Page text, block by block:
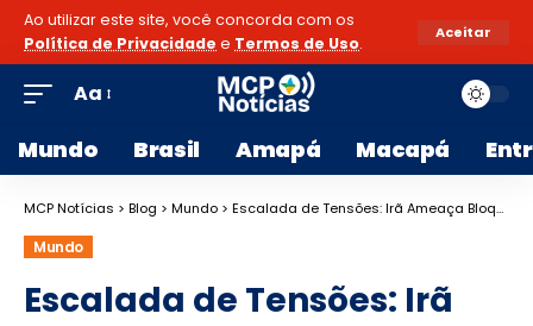
Ao utilizar este site, você concorda com os
Política de Privacidade e Termos de Uso.
Aceitar
Aa
Mundo Brasil Amapá Macapá
MCP Notícias > Blog > Mundo > Escalada de Tensões: Irã Ameaça Bloquear Rotas Marítimas Globais em Resposta a Cerco Naval dos EUA
Mundo
Escalada de Tensões: Irã